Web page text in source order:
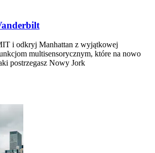
i odkryj Manhattan z wyjątkowej
multisensorycznym, które na nowo
postrzegasz Nowy Jork